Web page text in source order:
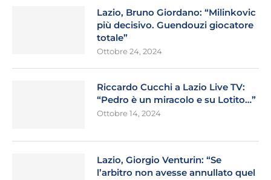
Lazio, Bruno Giordano: “Milinkovic
più decisivo. Guendouzi giocatore
totale”
Ottobre 24, 2024
Riccardo Cucchi a Lazio Live TV:
“Pedro è un miracolo e su Lotito…”
Ottobre 14, 2024
Lazio, Giorgio Venturin: “Se
l’arbitro non avesse annullato quel